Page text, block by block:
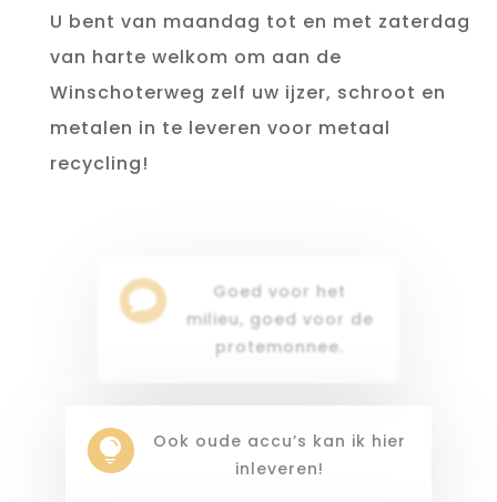
U bent van maandag tot en met zaterdag
van harte welkom om aan de
Winschoterweg zelf uw ijzer, schroot en
metalen in te leveren voor metaal
recycling!

Goed voor het
milieu, goed voor de
protemonnee.

Ook oude accu’s kan ik hier
inleveren!